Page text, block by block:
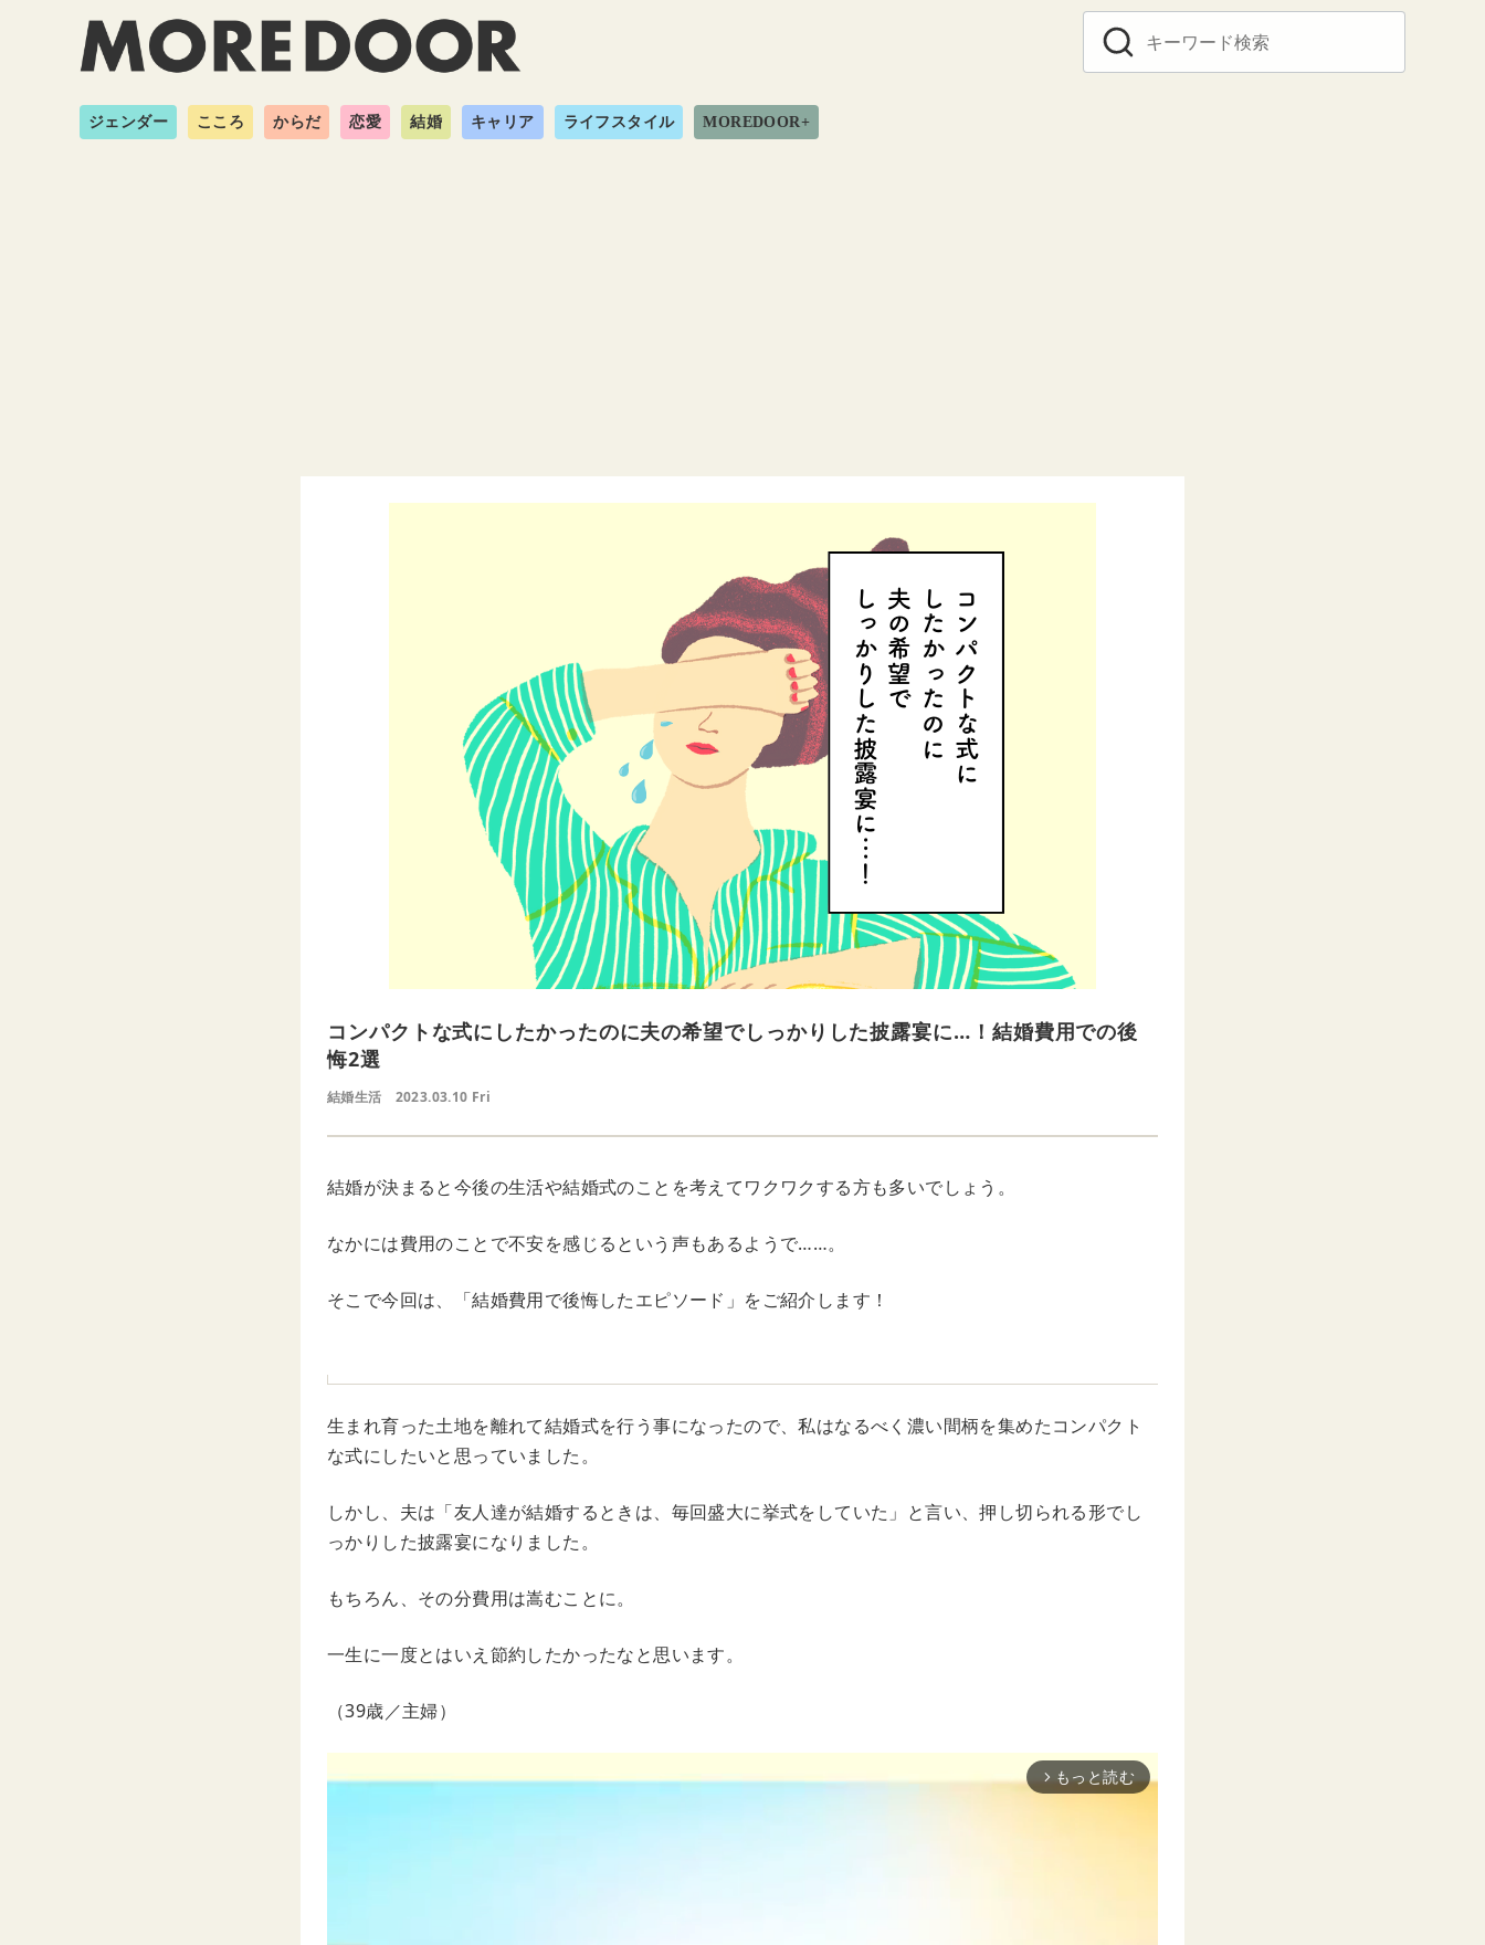
ジェンダー こころ からだ 恋愛 結婚 キャリア ライフスタイル MOREDOOR+
コンパクトな式にしたかったのに夫の希望でしっかりした披露宴に…！結婚費用での後
悔2選
結婚生活 2023.03.10 Fri
結婚が決まると今後の生活や結婚式のことを考えてワクワクする方も多いでしょう。
なかには費用のことで不安を感じるという声もあるようで……。
そこで今回は、「結婚費用で後悔したエピソード」をご紹介します！
生まれ育った土地を離れて結婚式を行う事になったので、私はなるべく濃い間柄を集めたコンパクト
な式にしたいと思っていました。
しかし、夫は「友人達が結婚するときは、毎回盛大に挙式をしていた」と言い、押し切られる形でし
っかりした披露宴になりました。
もちろん、その分費用は嵩むことに。
一生に一度とはいえ節約したかったなと思います。
（39歳／主婦）
arrow_forward_ios もっと読む